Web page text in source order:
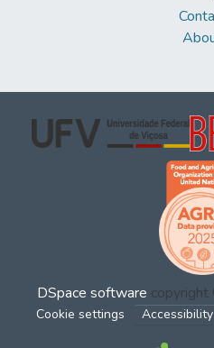
DSpace software
Cookie settings